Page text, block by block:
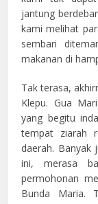
jantung
kami melihat
sembari
makanan di
Tak terasa,
Klepu. Gua
yang begitu
tempat ziarah
daerah. Banyak
ini, merasa
permohonan
Bunda Maria.